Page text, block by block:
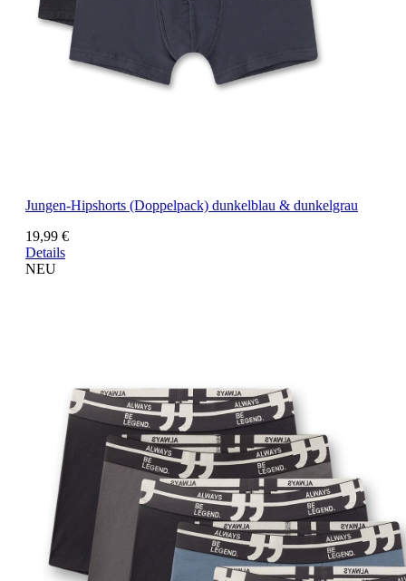
Jungen-Hipshorts (Doppelpack) dunkelblau & dunkelgrau
19,99 €
Details
NEU